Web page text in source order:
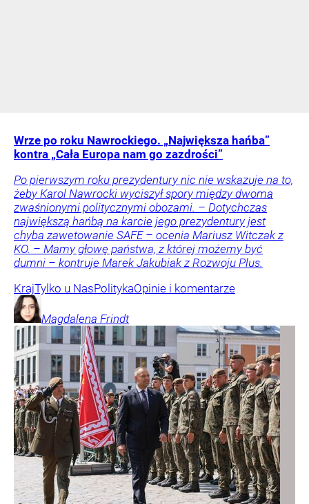
Wrze po roku Nawrockiego. „Największa hańba”
kontra „Cała Europa nam go zazdrości”
Po pierwszym roku prezydentury nic nie wskazuje na to,
żeby Karol Nawrocki wyciszył spory między dwoma
zwaśnionymi politycznymi obozami. – Dotychczas
największą hańbą na karcie jego prezydentury jest
chyba zawetowanie SAFE – ocenia Mariusz Witczak z
KO. – Mamy głowę państwa, z której możemy być
dumni – kontruje Marek Jakubiak z Rozwoju Plus.
KrajTylko u NasPolitykaOpinie i komentarze
Magdalena Frindt